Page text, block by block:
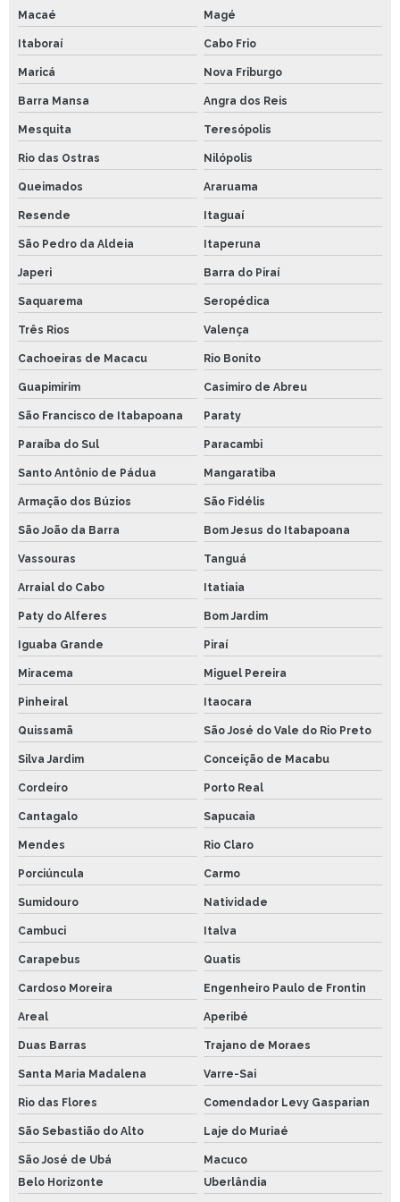
Macaé Magé
Itaboraí Cabo Frio
Maricá Nova Friburgo
Barra Mansa Angra dos Reis
Mesquita Teresópolis
Rio das Ostras Nilópolis
Queimados Araruama
Resende Itaguaí
São Pedro da Aldeia Itaperuna
Japeri Barra do Piraí
Saquarema Seropédica
Três Rios Valença
Cachoeiras de Macacu Rio Bonito
Guapimirim Casimiro de Abreu
São Francisco de Itabapoana Paraty
Paraíba do Sul Paracambi
Santo Antônio de Pádua Mangaratiba
Armação dos Búzios São Fidélis
São João da Barra Bom Jesus do Itabapoana
Vassouras Tanguá
Arraial do Cabo Itatiaia
Paty do Alferes Bom Jardim
Iguaba Grande Piraí
Miracema Miguel Pereira
Pinheiral Itaocara
Quissamã São José do Vale do Rio Preto
Silva Jardim Conceição de Macabu
Cordeiro Porto Real
Cantagalo Sapucaia
Mendes Rio Claro
Porciúncula Carmo
Sumidouro Natividade
Cambuci Italva
Carapebus Quatis
Cardoso Moreira Engenheiro Paulo de Frontin
Areal Aperibé
Duas Barras Trajano de Moraes
Santa Maria Madalena Varre-Sai
Rio das Flores Comendador Levy Gasparian
São Sebastião do Alto Laje do Muriaé
São José de Ubá
Macuco
Belo Horizonte
Uberlândia